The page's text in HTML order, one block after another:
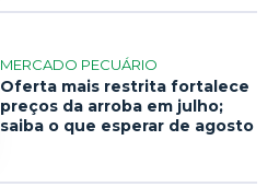
MERCADO PECUÁRIO
Oferta mais restrita fortalece
preços da arroba em julho;
saiba o que esperar de agosto